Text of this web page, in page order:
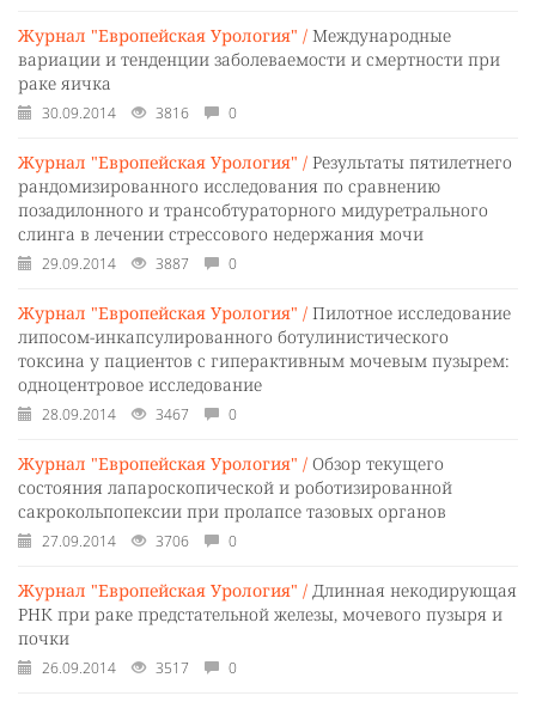
Журнал "Европейская Урология" / Международные
вариации и тенденции заболеваемости и смертности при
раке яичка
30.09.2014 3816 0
Журнал "Европейская Урология" / Результаты пятилетнего
рандомизированного исследования по сравнению
позадилонного и трансобтураторного мидуретрального
слинга в лечении стрессового недержания мочи
29.09.2014 3887 0
Журнал "Европейская Урология" / Пилотное исследование
липосом-инкапсулированного ботулинистического
токсина у пациентов с гиперактивным мочевым пузырем:
одноцентровое исследование
28.09.2014 3467 0
Журнал "Европейская Урология" / Обзор текущего
состояния лапароскопической и роботизированной
сакрокольпопексии при пролапсе тазовых органов
27.09.2014 3706 0
Журнал "Европейская Урология" / Длинная некодирующая
РНК при раке предстательной железы, мочевого пузыря и
почки
26.09.2014 3517 0